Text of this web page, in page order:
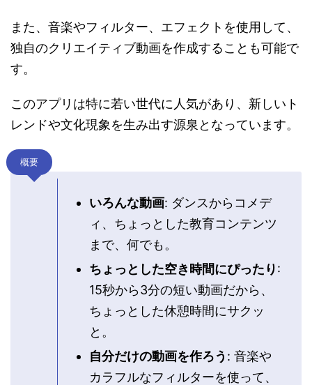
また、音楽やフィルター、エフェクトを使用して、
独自のクリエイティブ動画を作成することも可能で
す。
このアプリは特に若い世代に人気があり、新しいト
レンドや文化現象を生み出す源泉となっています。
概要
いろんな動画: ダンスからコメデ
ィ、ちょっとした教育コンテンツ
まで、何でも。
ちょっとした空き時間にぴったり:
15秒から3分の短い動画だから、
ちょっとした休憩時間にサクッ
と。
自分だけの動画を作ろう : 音楽や
カラフルなフィルターを使って、